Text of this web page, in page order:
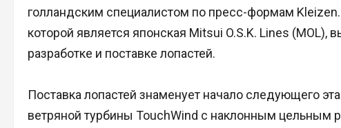
голландским специалистом по пресс-формам
которой является японская Mitsui O.S.K. Lines (MOL),
разработке и поставке лопастей.
Поставка лопастей знаменует начало следующего
ветряной турбины TouchWind с наклонным цельным